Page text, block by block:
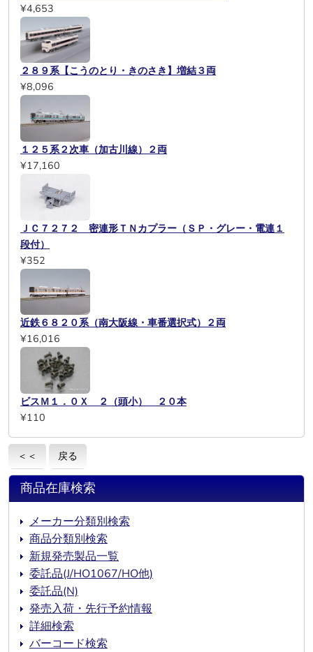
¥4,653
２８９系【こうのとり・きのさき】増結３両
¥8,096
１２５系２次車（加古川線）２両
¥17,160
ＪＣ７２７２ 密連形ＴＮカプラー（ＳＰ・グレー・電連１
段付）
¥352
近鉄６８２０系（南大阪線・車番選択式）２両
¥16,016
ビスＭ１．０Ｘ ２（頭小） ２０本
¥110
＜＜ 戻る
商品在庫検索
メーカー分類別検索
商品分類別検索
新規発売製品一覧
委託品(J/HO1067/HO他)
委託品(N)
発売入荷・先行予約情報
詳細検索
バーコード検索